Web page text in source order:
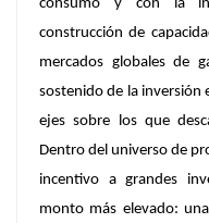
consumo y con la
construcción de
mercados globales de
sostenido de la inversión
ejes sobre los que
Dentro del universo de
incentivo a grandes
monto más elevado: